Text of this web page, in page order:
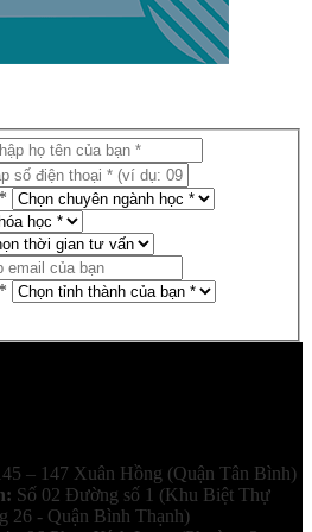
– 147 Xuân Hồng (Quận Tân Bình)
Số 02 Đường số 1 (Khu Biệt Thự
26 - Quận Bình Thạnh)